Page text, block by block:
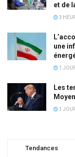
et de
3
une
1
Les
1
Tendances